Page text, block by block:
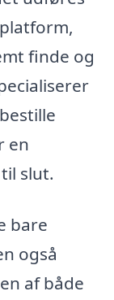
finde og
en
slut.
bare
også
af både